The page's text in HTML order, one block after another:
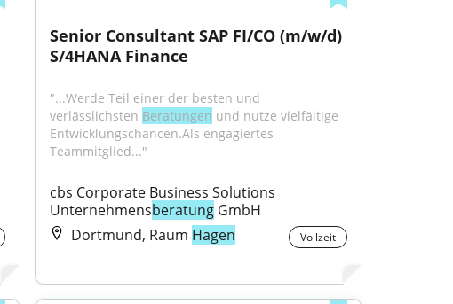
Senior Consultant SAP FI/CO (m/w/d)
S/4HANA Finance
"...Werde Teil einer der besten und
verlässlichsten Beratungen und nutze vielfältige
Entwicklungschancen.Als engagiertes
Teammitglied..."
cbs Corporate Business Solutions
Unternehmensberatung GmbH
Dortmund, Raum Hagen Vollzeit